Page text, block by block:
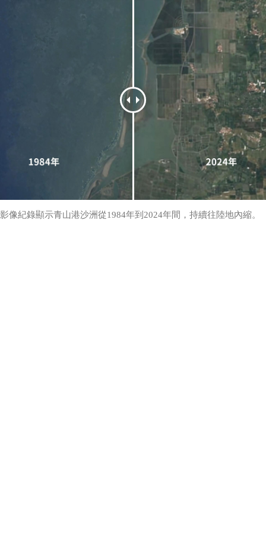
影像紀錄顯示青山港沙洲從1984年到2024年間，持續往陸地內縮。